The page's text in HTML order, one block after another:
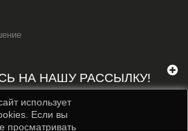
НА НАШУ РАССЫЛКУ!
использует
Если вы
просматривать